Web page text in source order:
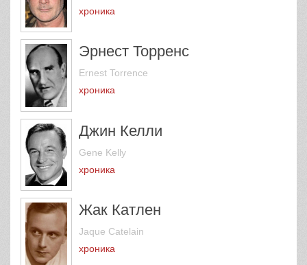
хроника
Эрнест Торренс
Ernest Torrence
хроника
Джин Келли
Gene Kelly
хроника
Жак Катлен
Jaque Catelain
хроника